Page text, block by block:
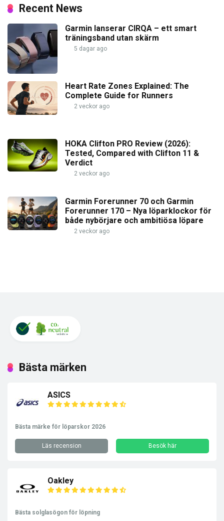
Recent News
Garmin lanserar CIRQA – ett smart
träningsband utan skärm
5 dagar ago
Heart Rate Zones Explained: The
Complete Guide for Runners
2 veckor ago
HOKA Clifton PRO Review (2026):
Tested, Compared with Clifton 11 &
Verdict
2 veckor ago
Garmin Forerunner 70 och Garmin
Forerunner 170 – Nya löparklockor för
både nybörjare och ambitiösa löpare
2 veckor ago
Bästa märken
ASICS
Bästa märke för löparskor 2026
Läs recension Besök här
Oakley
Bästa solglasögon för löpning